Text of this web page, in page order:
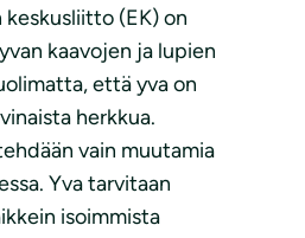
keskusliitto (EK) on
kaavojen ja lupien
että yva on
herkkua.
vain muutamia
Yva tarvitaan
isoimmista